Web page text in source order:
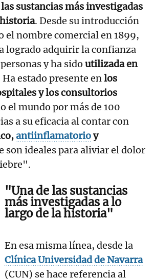
sustancias más investigadas
. Desde su introducción
el nombre comercial en 1899,
logrado adquirir la confianza
y ha sido utilizada en
Ha estado presente enlos
y los consultorios
el mundo por más de 100
a su eficacia al contar con
antiinflamatorioy
son ideales para aliviar el dolor
"Una de las sustancias
más investigadas a lo
largo de la historia"
En esa misma línea, desde la
Clínica Universidad de Navarra
(CUN) se hace referencia al